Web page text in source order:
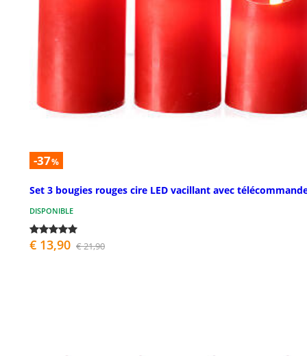
-37%
Set 3 bougies rouges cire LED vacillant avec
DISPONIBLE
€ 13,90 € 21,90